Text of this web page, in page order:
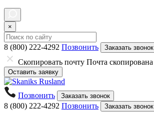
×
8 (800) 222-4292 Позвонить Заказать звонок
Скопировать почту Почта скопирована
Оставить заявку
Позвонить Заказать звонок
8 (800) 222-4292 Позвонить Заказать звонок